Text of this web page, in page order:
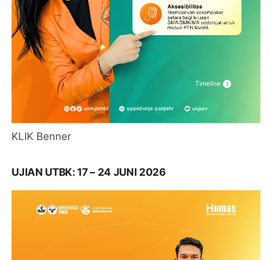
KLIK Benner
UJIAN UTBK: 17 – 24 JUNI 2026